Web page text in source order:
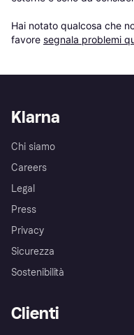
Hai notato qualcosa che
favore segnala problemi
Klarna
Chi siamo
Careers
Legal
Press
Privacy
Sicurezza
Sostenibilità
Clienti